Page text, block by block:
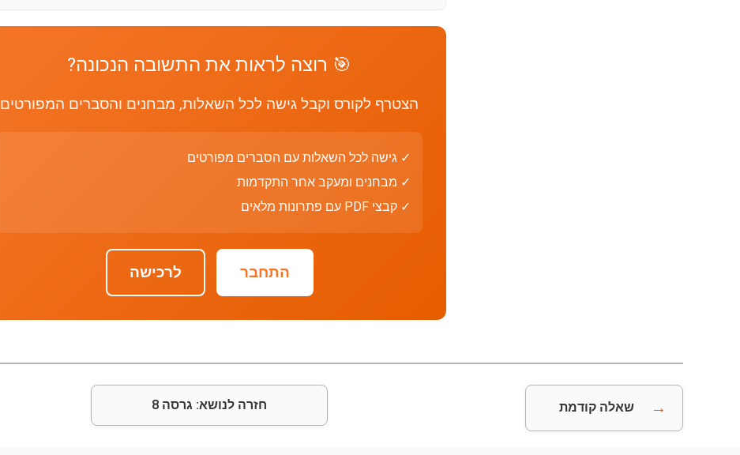
🎯 רוצה לראות את התשובה הנכונה?
הצטרף לקורס וקבל גישה לכל השאלות, מבחנים והסברים המפורטים
✓ גישה לכל השאלות עם הסברים מפורטים
✓ מבחנים ומעקב אחר התקדמות
✓ קבצי PDF עם פתרונות מלאים
התחבר לרכישה
חזרה לנושא: גרסה 8 → שאלה קודמת